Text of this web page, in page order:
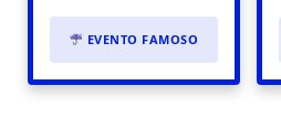
EVENTO FAMOSO